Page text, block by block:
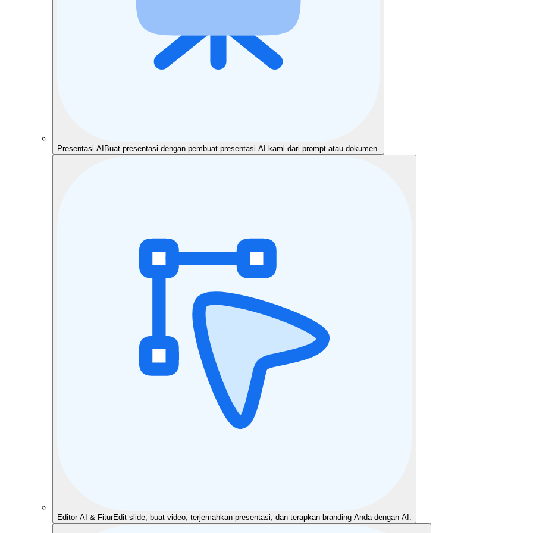
Presentasi AI Buat presentasi dengan pembuat presentasi AI kami dari prompt atau dokumen.
Editor AI & FiturEdit slide, buat video, terjemahkan presentasi, dan terapkan branding Anda dengan AI.